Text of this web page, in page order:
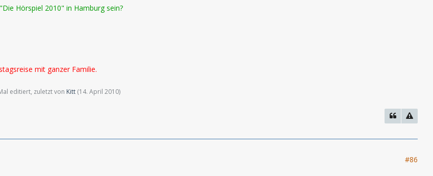
Hörspiel 2010" in Hamburg sein?
mit ganzer Familie.
editiert, zuletzt von Kitt (14. April 2010)
#86